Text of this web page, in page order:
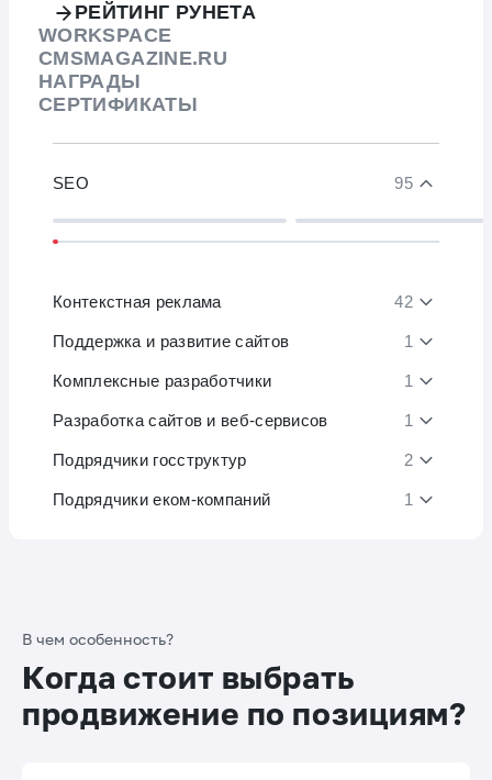
РЕЙТИНГ РУНЕТА
WORKSPACE
CMSMAGAZINE.RU
НАГРАДЫ
СЕРТИФИКАТЫ
SEO 95
Контекстная реклама 42
Поддержка и развитие сайтов 1
Комплексные разработчики 1
Разработка сайтов и веб-сервисов 1
Подрядчики госструктур 2
Подрядчики еком-компаний 1
В чем особенность?
Когда стоит выбрать
продвижение по позициям?